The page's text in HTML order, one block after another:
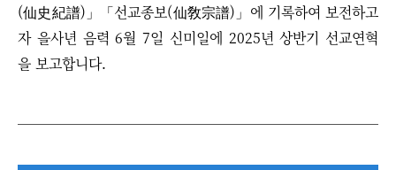
(仙史紀譜)」「선교종보(仙敎宗譜)」에 기록하여 보전하고
자 을사년 음력 6월 7일 신미일에 2025년 상반기 선교연혁
을 보고합니다.